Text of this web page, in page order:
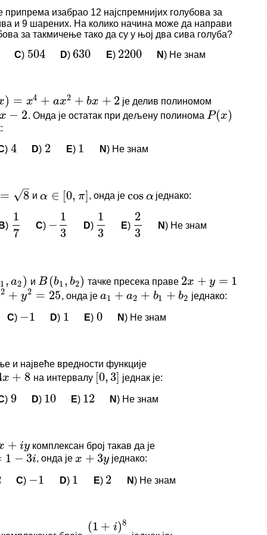
коментара.
припрема изабрао 12 најспремнијих голубова за
и 9 шарених. На колико начина може да направи
за такмичење тако да су у њој два сива голуба?
C)
504
504 D)
630
630 E)
2200
2200 N) Не знам
КОМЕНТАРИ
коментара.
да бисте оставили коментар.
x4 + a + bx +
=x 4+ ax2 +bx+2 је делив полиномом
. Онда је остатак при дељену полинома P(x)
)
4
4 D)
2
2 E)
1
1 N ) Не знам
КОМЕНТАРИ
да бисте оставили коментар.
8
–
√
и
α ∈ [ π]
α∈[0 π] , онда је
cosα
cosα једнако:
B) 17 C) −1 3 D) 13 E) 23 N) Не знам
коментара.
да бисте оставили коментар.
a2 )
a2) и
(b , b2)
B(b1,b2) тачке пресека праве
2 x + y =
2x+ y= 1
2
2 =25 , онда је a1 +a2+b 1+b2 једнако:
C) −1 D) 1 E) 0 N) Не знам
коментара.
да бисте оставили коментар.
и највеће вредности функције
+8
на интервалу
[0, 3]
0,3 ] једнак је:
) 9 D) 10 E) 12 N) Не знам
коментара.
да бисте оставили коментар.
комплексан број такав да је
−3
, онда је
+ 3y
x+ 3y једнако:
C) −1 D) 1 E) 2 N) Не знам
(1 + i)8
( − i)8